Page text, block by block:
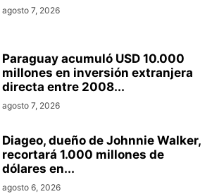
agosto 7, 2026
Paraguay acumuló USD 10.000
millones en inversión extranjera
directa entre 2008...
agosto 7, 2026
Diageo, dueño de Johnnie Walker,
recortará 1.000 millones de
dólares en...
agosto 6, 2026